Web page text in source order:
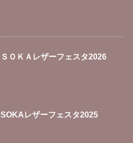
ＳＯＫＡレザーフェスタ2026
SOKAレザーフェスタ2025